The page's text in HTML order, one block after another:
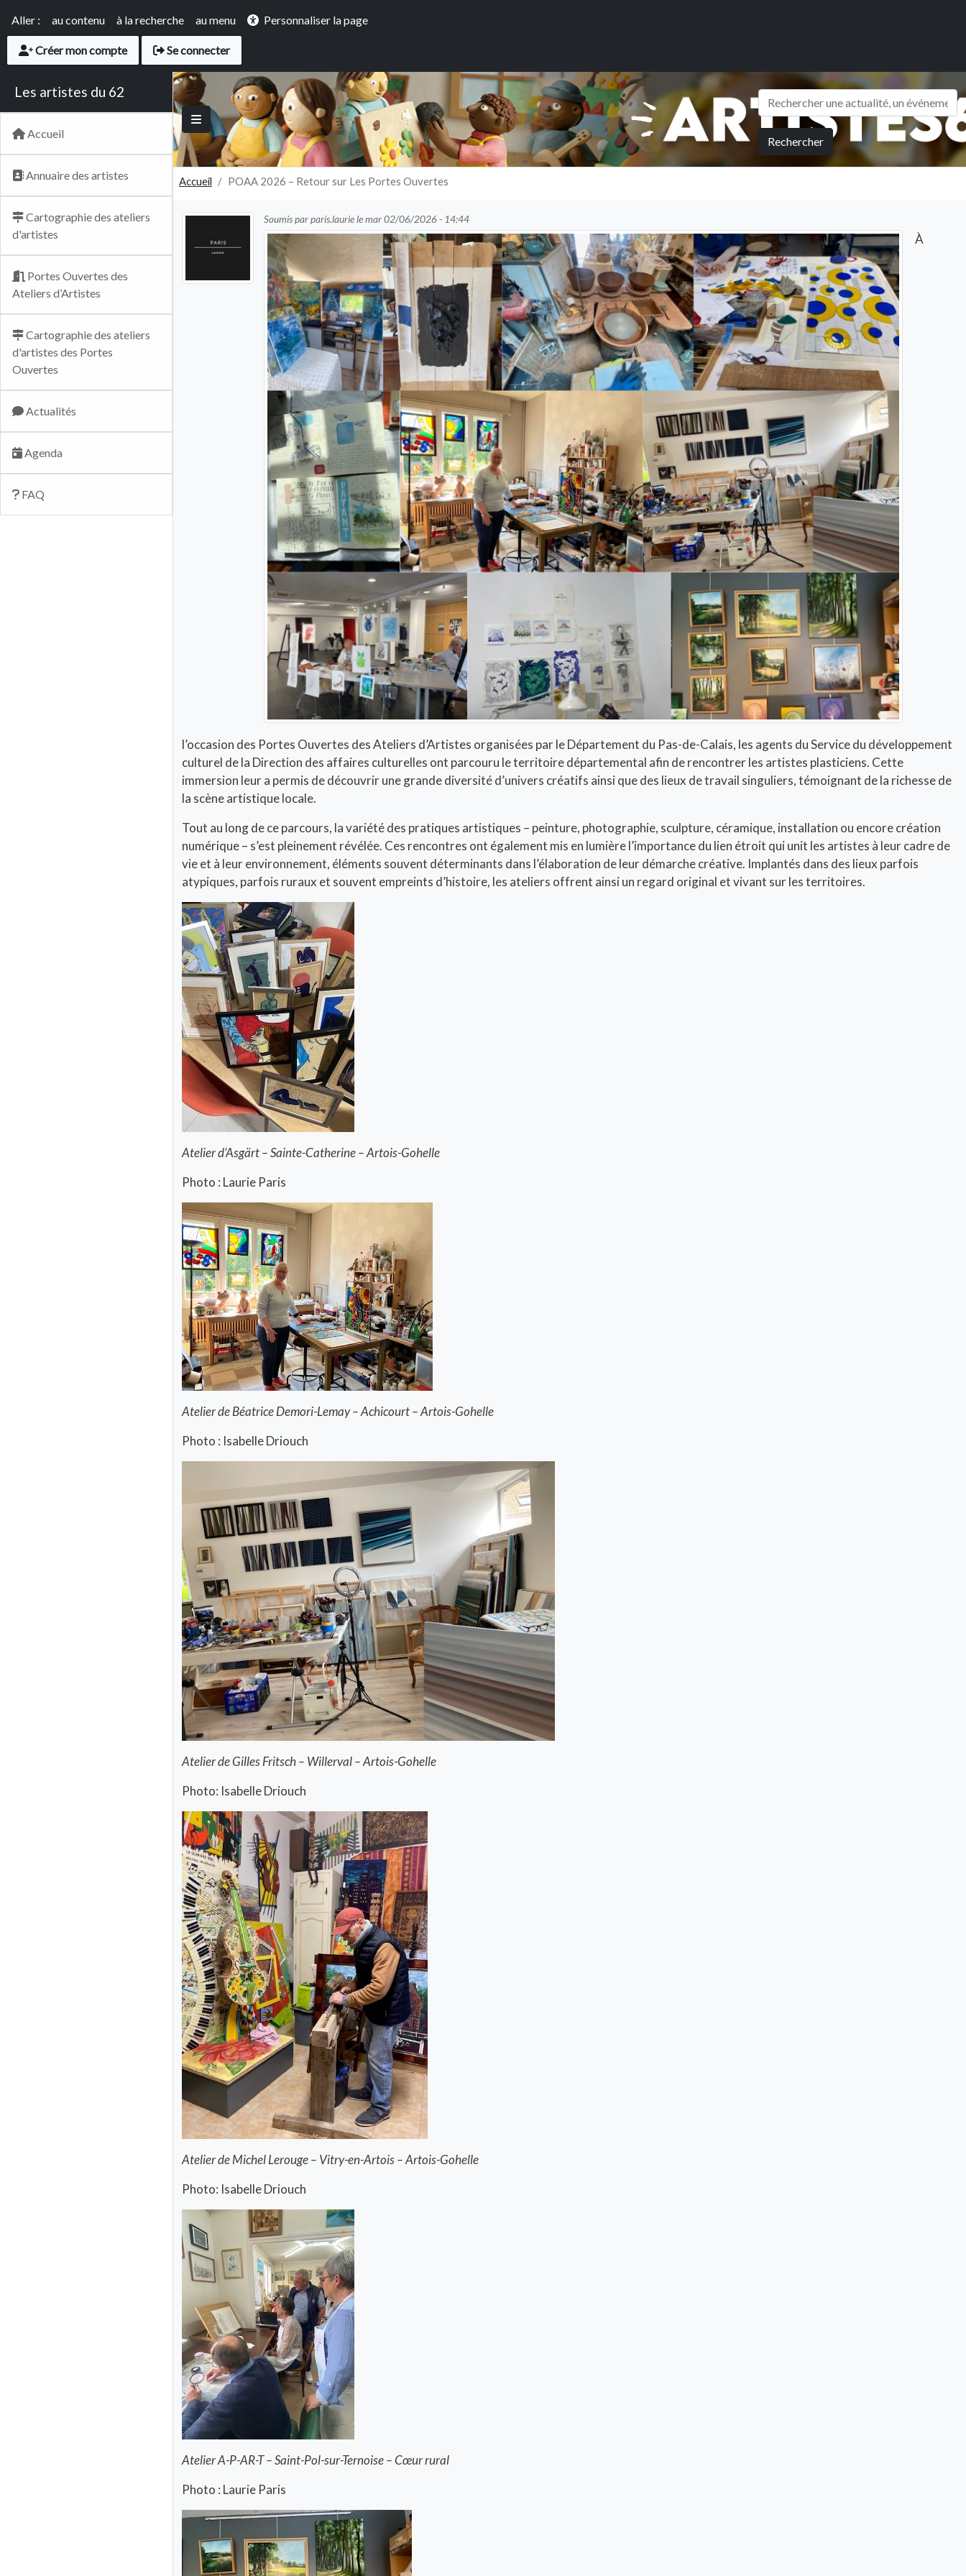
Accès rapide
Aller : au contenu à la recherche au menu Personnaliser la page
User account menu
Créer mon compte Se connecter
Les artistes du 62
Main navigation
Accueil
Annuaire des artistes
Cartographie des ateliers
d'artistes
Portes Ouvertes des
Ateliers d’Artistes
Cartographie des ateliers
d'artistes des Portes
Ouvertes
Actualités
Agenda
FAQ
Rechercher
Accueil POAA 2026 – Retour sur Les Portes Ouvertes
Soumis parparis.laurielemar 02/06/2026 - 14:44
À
l’occasion des Portes Ouvertes des Ateliers d’Artistes organisées par le Département du Pas-de-Calais, les agents du Service du développement
culturel de la Direction des affaires culturelles ont parcouru le territoire départemental afin de rencontrer les artistes plasticiens. Cette
immersion leur a permis de découvrir une grande diversité d’univers créatifs ainsi que des lieux de travail singuliers, témoignant de la richesse de
la scène artistique locale.
Tout au long de ce parcours, la variété des pratiques artistiques – peinture, photographie, sculpture, céramique, installation ou encore création
numérique – s’est pleinement révélée. Ces rencontres ont également mis en lumière l’importance du lien étroit qui unit les artistes à leur cadre de
vie et à leur environnement, éléments souvent déterminants dans l’élaboration de leur démarche créative. Implantés dans des lieux parfois
atypiques, parfois ruraux et souvent empreints d’histoire, les ateliers offrent ainsi un regard original et vivant sur les territoires.
Atelier d’Asgärt – Sainte-Catherine – Artois-Gohelle
Photo : Laurie Paris
Atelier de Béatrice Demori-Lemay – Achicourt – Artois-Gohelle
Photo : Isabelle Driouch
Atelier de Gilles Fritsch – Willerval – Artois-Gohelle
Photo: Isabelle Driouch
Atelier de Michel Lerouge – Vitry-en-Artois – Artois-Gohelle
Photo: Isabelle Driouch
Atelier A-P-AR-T – Saint-Pol-sur-Ternoise – Cœur rural
Photo : Laurie Paris